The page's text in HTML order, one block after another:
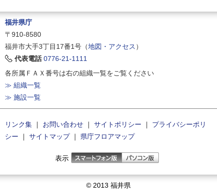
福井県庁
〒910-8580
福井市大手3丁目17番1号（地図・アクセス ）
代表電話 0776-21-1111
各所属ＦＡＸ番号は右の組織一覧をご覧ください
≫ 組織一覧
≫ 施設一覧
リンク集 ｜ お問い合わせ ｜ サイトポリシー ｜
プライバシーポリ
シー ｜ サイトマップ｜ 県庁フロアマップ
表示
© 2013 福井県